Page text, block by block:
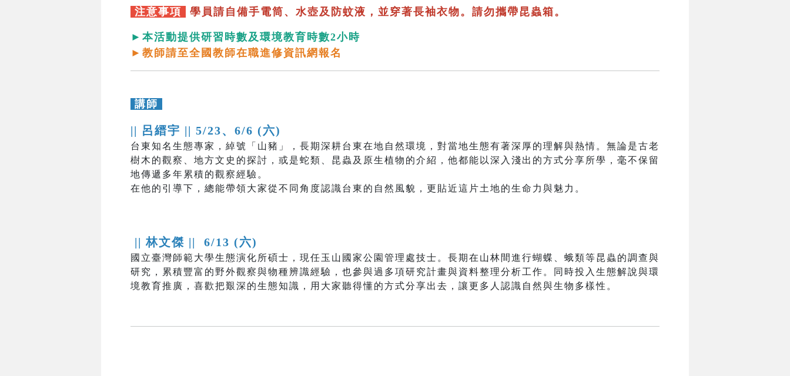
注意事項 學員請自備手電筒、水壺及防蚊液，並穿著長袖衣物。請勿攜帶昆蟲箱。
►本活動提供研習時數及環境教育時數2小時
►教師請至全國教師在職進修資訊網報名
講師
|| 呂縉宇 || 5/23、6/6 (六)
台東知名生態專家，綽號「山豬」，長期深耕台東在地自然環境，對當地生態有著深厚的理解與熱情。無論是古老
樹木的觀察、地方文史的探討，或是蛇類、昆蟲及原生植物的介紹，他都能以深入淺出的方式分享所學，毫不保留
地傳遞多年累積的觀察經驗。
在他的引導下，總能帶領大家從不同角度認識台東的自然風貌，更貼近這片土地的生命力與魅力。
|| 林文傑 || 6/13 (六)
國立臺灣師範大學生態演化所碩士，現任玉山國家公園管理處技士。長期在山林間進行蝴蝶、蛾類等昆蟲的調查與
研究，累積豐富的野外觀察與物種辨識經驗，也參與過多項研究計畫與資料整理分析工作。同時投入生態解說與環
境教育推廣，喜歡把艱深的生態知識，用大家聽得懂的方式分享出去，讓更多人認識自然與生物多樣性。